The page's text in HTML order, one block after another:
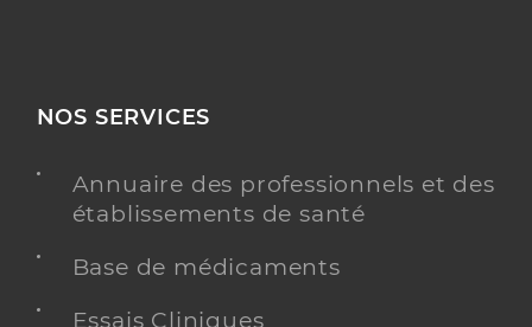
NOS SERVICES
Annuaire des professionnels et des
établissements de santé
Base de médicaments
Essais Cliniques